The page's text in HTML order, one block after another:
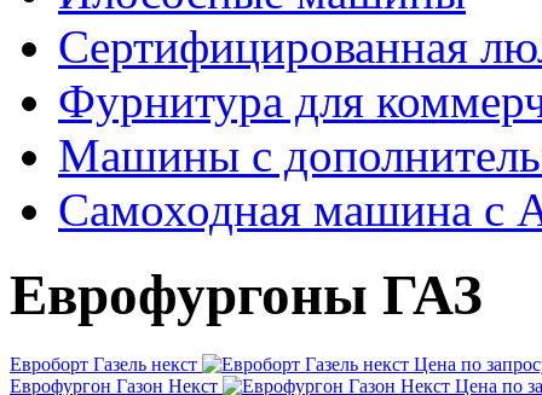
Сертифицированная
Фурнитура для
Машины с
Самоходная машина с
Еврофургоны ГАЗ
Евроборт Газель некст
Цена по
Еврофургон Газон Некст
Цена по